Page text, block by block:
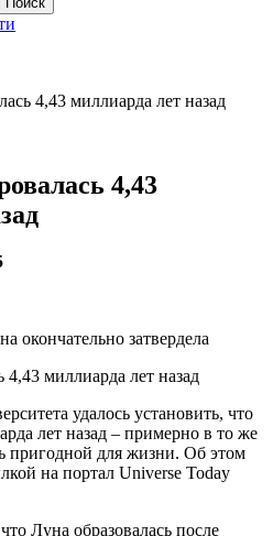
4,43 миллиарда лет назад
4,43
окончательно затвердела
удалось установить, что
лет назад – примерно в то же
пригодной для жизни. Об этом
на портал Universe Today
Луна образовалась после